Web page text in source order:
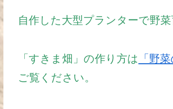
自作した大型プランターで野菜
「すきま畑」の作り方は 「野
ご覧ください。